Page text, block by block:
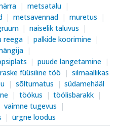
metsatalu
metsavennad
muretus
naiselik taluvus
reega
palkide koorimine
puude langetamine
raske füüsiline töö
silmaallikas
sõltumatus
südamehääl
töökus
töölisbarakk
vaimne tugevus
ürgne loodus